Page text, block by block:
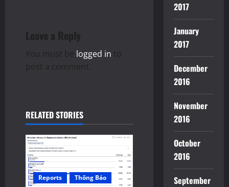
a
t
i
n
Leave a Reply
You must be logged in to
post a comment.
RELATED STORIES
Reports Thông Báo
2017
January
2017
December
2016
November
2016
October
2016
September